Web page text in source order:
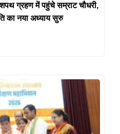
ग्रहण में पहुंचे सम्राट चौधरी,
का नया अध्याय सुरु